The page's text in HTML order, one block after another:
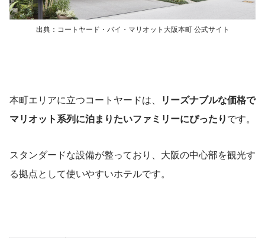
出典：コートヤード・バイ・マリオット大阪本町 公式サイト
本町エリアに立つコートヤードは、
リーズナブルな価格で
マリオット系列に泊まりたいファミリーにぴったり です。
スタンダードな設備が整っており、大阪の中心部を観光す
る拠点として使いやすいホテルです。